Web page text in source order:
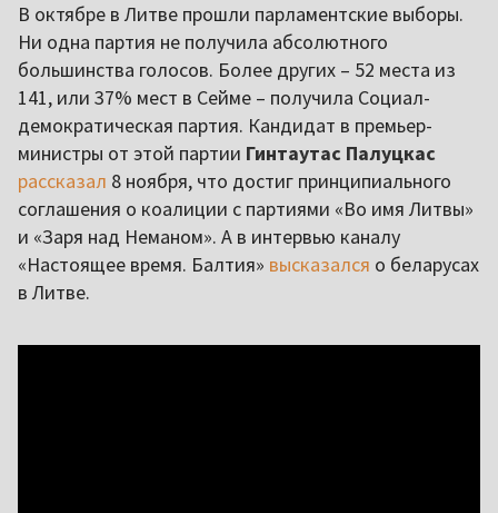
В октябре в Литве прошли парламентские выборы.
Ни одна партия не получила абсолютного
большинства голосов. Более других – 52 места из
141, или 37% мест в Сейме – получила Социал-
демократическая партия. Кандидат в премьер-
министры от этой партии Гинтаутас Палуцкас
рассказал 8 ноября, что достиг принципиального
соглашения о коалиции с партиями «Во имя Литвы»
и «Заря над Неманом». А в интервью каналу
«Настоящее время. Балтия» выcказался о беларусах
в Литве.